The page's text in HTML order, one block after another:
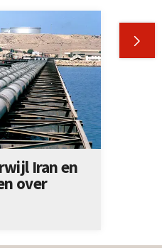

Iran en
over